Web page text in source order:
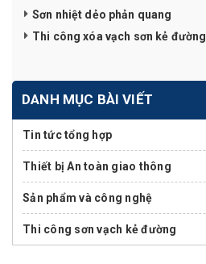
Sơn nhiệt dẻo phản quang
Thi công xóa vạch sơn kẻ đường
DANH MỤC BÀI VIẾT
Tin tức tổng hợp
Thiết bị An toàn giao thông
Sản phẩm và công nghệ
Thi công sơn vạch kẻ đường